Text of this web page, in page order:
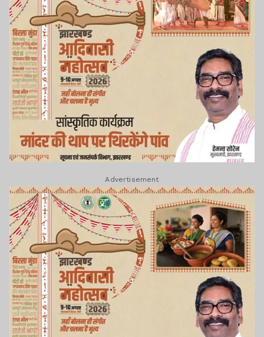
Advertisement